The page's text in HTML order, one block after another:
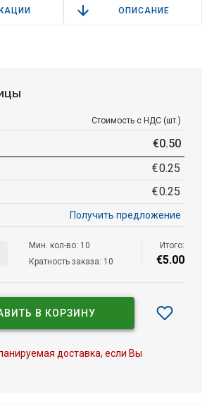
ОПИСАНИЕ
Стоимость с НДС (шт.)
€0.50
€0.25
€0.25
Получить предложение
Мин. кол-во: 10
Кратность заказа: 10
Итого:
€5.00
В КОРЗИНУ
доставка, если Вы